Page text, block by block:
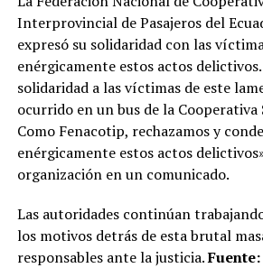
Interprovincial de Pasajeros del
expresó su solidaridad con las
enérgicamente estos actos
solidaridad a las víctimas de este
ocurrido en un bus de la Cooperativa
Como Fenacotip, rechazamos y
enérgicamente estos actos
organización en un comunicado.
Las autoridades continúan
los motivos detrás de esta brutal
responsables ante la justicia.